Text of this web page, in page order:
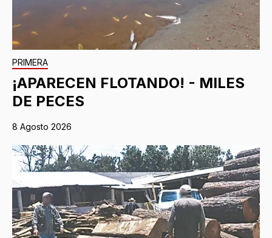
PRIMERA
¡APARECEN FLOTANDO! - MILES
DE PECES
8 Agosto 2026